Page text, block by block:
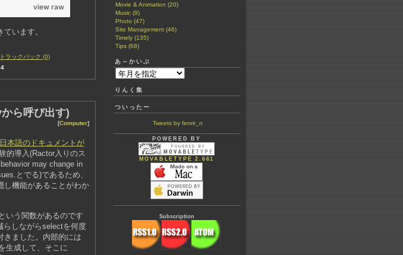
view raw
います。
トラックバック (0)
ら呼び出す)
[Computer]
本語のドキュメントが
的導入(Ractor入りのス
may change in
とでる)であるため、
し機能があることがわか
いう関数があるのです
らしながらselectを何度
きました。内部的には
生成して、そこに
Movie & Animation (20)
Music (9)
Photo (47)
Site Management (46)
Timely (135)
Tips (68)
あ～かいぶ
りんく集
ついったー
Tweets by fenrir_n
POWERED BY
MOVABLETYPE 2.661
Subscription